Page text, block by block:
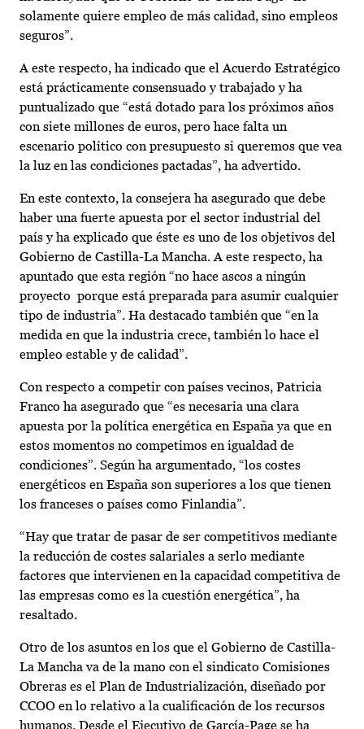
solamente quiere empleo de más calidad, sino empleos
seguros”.
A este respecto, ha indicado que el Acuerdo Estratégico
está prácticamente consensuado y trabajado y ha
puntualizado que “está dotado para los próximos años
con siete millones de euros, pero hace falta un
escenario político con presupuesto si queremos que vea
la luz en las condiciones pactadas”, ha advertido.
En este contexto, la consejera ha asegurado que debe
haber una fuerte apuesta por el sector industrial del
país y ha explicado que éste es uno de los objetivos del
Gobierno de Castilla-La Mancha. A este respecto, ha
apuntado que esta región “no hace ascos a ningún
proyecto porque está preparada para asumir cualquier
tipo de industria”. Ha destacado también que “en la
medida en que la industria crece, también lo hace el
empleo estable y de calidad”.
Con respecto a competir con países vecinos, Patricia
Franco ha asegurado que “es necesaria una clara
apuesta por la política energética en España ya que en
estos momentos no competimos en igualdad de
condiciones”. Según ha argumentado, “los costes
energéticos en España son superiores a los que tienen
los franceses o países como Finlandia”.
“Hay que tratar de pasar de ser competitivos mediante
la reducción de costes salariales a serlo mediante
factores que intervienen en la capacidad competitiva de
las empresas como es la cuestión energética”, ha
resaltado.
Otro de los asuntos en los que el Gobierno de Castilla-
La Mancha va de la mano con el sindicato Comisiones
Obreras es el Plan de Industrialización, diseñado por
CCOO en lo relativo a la cualificación de los recursos
humanos. Desde el Ejecutivo de García-Page se ha